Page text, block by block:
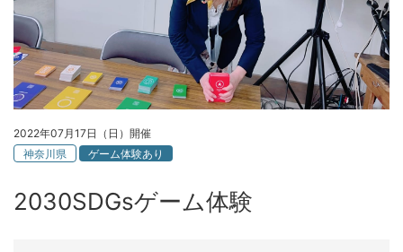
2022年07月17日（日）開催
神奈川県
ゲーム体験あり
2030SDGsゲーム体験